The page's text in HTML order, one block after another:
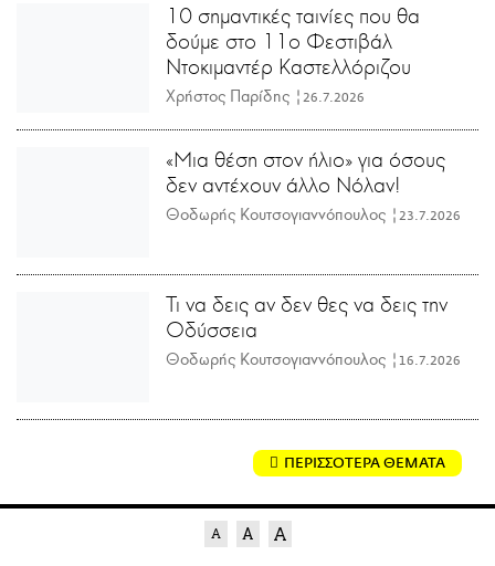
10 σημαντικές ταινίες που θα
δούμε στο 11ο Φεστιβάλ
Ντοκιμαντέρ Καστελλόριζου
Χρήστος Παρίδης | 26.7.2026
«Μια θέση στον ήλιο» για όσους
δεν αντέχουν άλλο Νόλαν!
Θοδωρής Κουτσογιαννόπουλος | 23.7.2026
Τι να δεις αν δεν θες να δεις την
Οδύσσεια
Θοδωρής Κουτσογιαννόπουλος | 16.7.2026
ΠΕΡΙΣΣΟΤΕΡΑ ΘΕΜΑΤΑ